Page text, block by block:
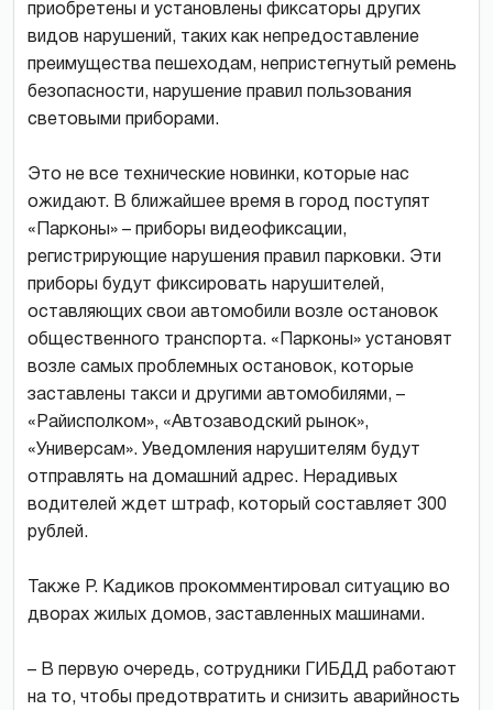
приобретены и установлены фиксаторы других
видов нарушений, таких как непредоставление
преимущества пешеходам, непристегнутый ремень
безопасности, нарушение правил пользования
световыми приборами.
Это не все технические новинки, которые нас
ожидают. В ближайшее время в город поступят
«Парконы» – приборы видеофиксации,
регистрирующие нарушения правил парковки. Эти
приборы будут фиксировать нарушителей,
оставляющих свои автомобили возле остановок
общественного транспорта. «Парконы» установят
возле самых проблемных остановок, которые
заставлены такси и другими автомобилями, –
«Райисполком», «Автозаводский рынок»,
«Универсам». Уведомления нарушителям будут
отправлять на домашний адрес. Нерадивых
водителей ждет штраф, который составляет 300
рублей.
Также Р. Кадиков прокомментировал ситуацию во
дворах жилых домов, заставленных машинами.
– В первую очередь, сотрудники ГИБДД работают
на то, чтобы предотвратить и снизить аварийность